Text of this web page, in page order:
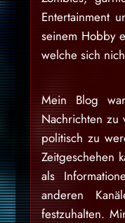
Entertainment
seinem Hobby
welche sich
Mein Blog
Nachrichten zu
politisch zu
Zeitgeschehen
als
anderen
festzuhalten.